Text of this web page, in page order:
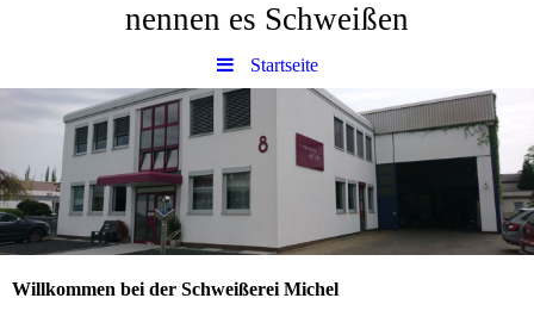
nennen es Schweißen
Startseite
Willkommen bei der Schweißerei Michel